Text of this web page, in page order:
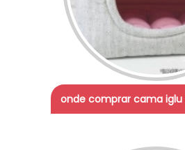
onde comprar cama iglu